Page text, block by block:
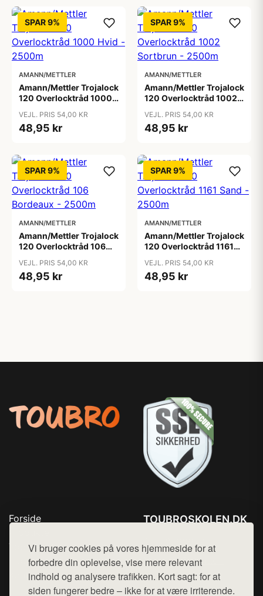
Vi bruger cookies på vores hjemmeside for at
forbedre din oplevelse, vise mere relevant
indhold og analysere trafikken. Kort sagt: for at
siden fungerer bedre – ikke for at være irriterende.
SPAR 9%
AMANN/METTLER
Amann/Mettler Trojalock
120 Overlocktråd 1000
VEJL. PRIS 54,00 KR
48,95 kr
SPAR 9%
AMANN/METTLER
Amann/Mettler Trojalock
120 Overlocktråd 1002
VEJL. PRIS 54,00 KR
48,95 kr
SPAR 9%
AMANN/METTLER
Amann/Mettler Trojalock
120 Overlocktråd 106
VEJL. PRIS 54,00 KR
48,95 kr
SPAR 9%
AMANN/METTLER
Amann/Mettler Trojalock
120 Overlocktråd 1161
VEJL. PRIS 54,00 KR
48,95 kr
Forside
Top Rabatter
Blog
Kontakt
TOUBROSKOLEN.DK
Mail: hej@want.dk
Cookie- og privatlivspolitik